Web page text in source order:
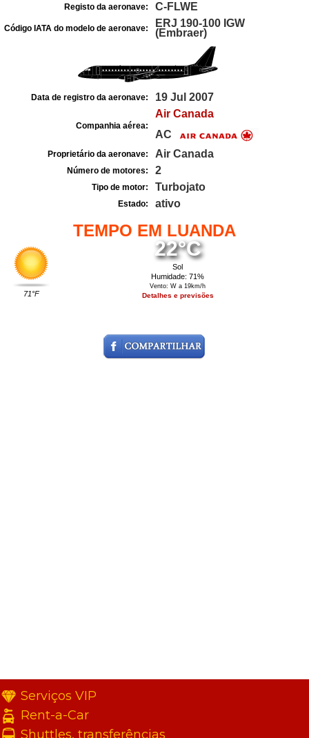
Registo da aeronave: C-FLWE
Código IATA do modelo de aeronave:
ERJ 190-100 IGW
(Embraer)
Data de registro da aeronave: 19 Jul 2007
Companhia aérea:
Air Canada
AC
Proprietário da aeronave: Air Canada
Número de motores: 2
Tipo de motor: Turbojato
Estado: ativo
TEMPO EM LUANDA
71°F
22°C
Sol
Humidade: 71%
Vento: W a 19km/h
Detalhes e previsões
Serviços VIP
Rent-a-Car
Shuttles, transferências